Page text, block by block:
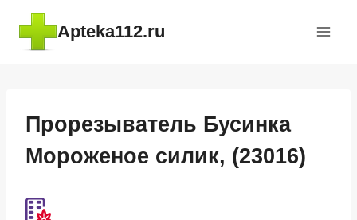
Перейти
содержимому
Apteka112.ru
Прорезыватель Бусинка
Мороженое силик, (23016)